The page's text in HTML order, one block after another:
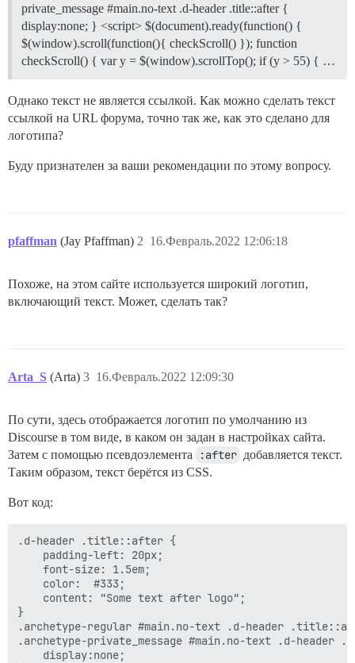
private_message #main.no-text .d-header .title::after {
display:none; } <script> $(document).ready(function() {
$(window).scroll(function(){ checkScroll() }); function
checkScroll() { var y = $(window).scrollTop(); if (y > 55) { …
Однако текст не является ссылкой. Как можно сделать текст
ссылкой на URL форума, точно так же, как это сделано для
логотипа?
Буду признателен за ваши рекомендации по этому вопросу.
pfaffman (Jay Pfaffman) 16.Февраль.2022 12:06:18
2
Похоже, на этом сайте используется широкий логотип,
включающий текст. Может, сделать так?
Arta_S (Arta) 16.Февраль.2022 12:09:30
3
По сути, здесь отображается логотип по умолчанию из
Discourse в том виде, в каком он задан в настройках сайта.
Затем с помощью псевдоэлемента
:after добавляется текст.
Таким образом, текст берётся из CSS.
Вот код:
.d-header .title::after {
    padding-left: 20px;
    font-size: 1.5em;
    color:  #333;
    content: "Some text after logo";
}
.archetype-regular #main.no-text .d-header
.archetype-private_message #main.no-text .d-
    display:none;